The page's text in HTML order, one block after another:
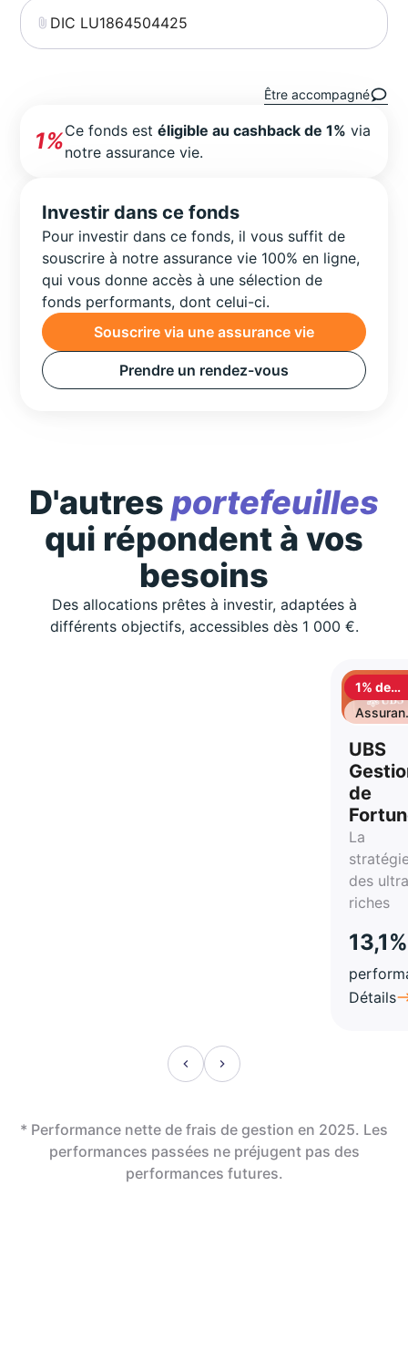
DIC LU1864504425
Être accompagné
1%Ce fonds estéligible au cashback de 1% via
notre assurance vie.
Investir dans ce fonds
Pour investir dans ce fonds, il vous suffit de
souscrire à notre assurance vie 100% en ligne,
qui vous donne accès à une sélection de
fonds performants, dont celui-ci.
Souscrire via une assurance vie
Prendre un rendez-vous
D'autres portefeuilles
qui répondent à vos
besoins
Des allocations prêtes à investir, adaptées à
différents objectifs, accessibles dès 1 000 €.
1% de
UBS
de
La
des
riches
13,1%
Détails
* Performance nette de frais de gestion en 2025. Les
performances passées ne préjugent pas des
performances futures.